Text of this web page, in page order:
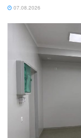
07.08.2026